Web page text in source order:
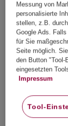
Messung von
personalisierte
stellen, z.B.
Google Ads.
für Sie
Seite möglich.
den Button "Tool-
eingesetzten
Impressum
Tool-